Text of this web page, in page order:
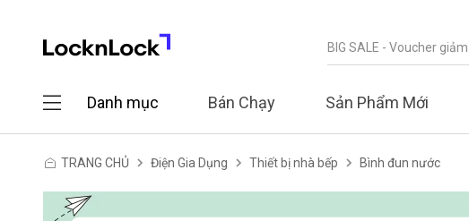
Danh mục Bán Chạy Sản Phẩm Mới
TRANG CHỦ Điện Gia Dụng Thiết bị nhà bếp Bình đun nước